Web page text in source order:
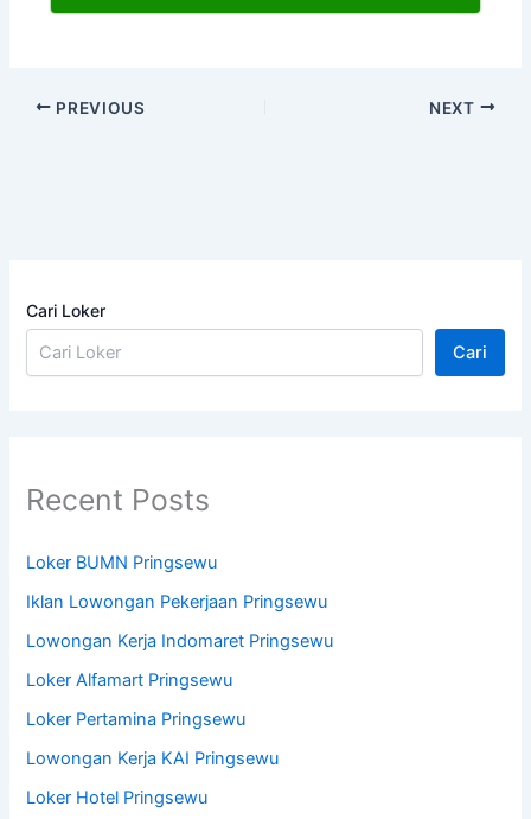
PREVIOUS NEXT
Cari Loker
Cari
Recent Posts
Loker BUMN Pringsewu
Iklan Lowongan Pekerjaan Pringsewu
Lowongan Kerja Indomaret Pringsewu
Loker Alfamart Pringsewu
Loker Pertamina Pringsewu
Lowongan Kerja KAI Pringsewu
Loker Hotel Pringsewu